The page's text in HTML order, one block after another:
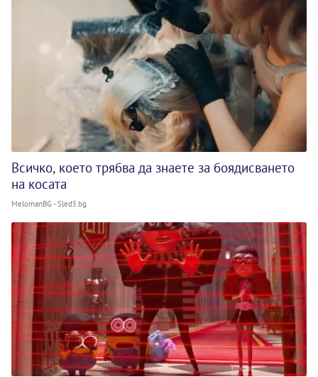
Всичко, което трябва да знаете за боядисването
на косата
MelomanBG - Sled5.bg